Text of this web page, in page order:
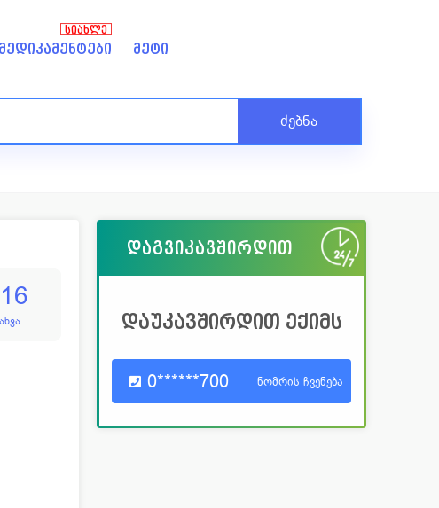
მედიკამენტები
ᲡᲘᲐᲮᲚᲔ
მეტი
ძებნა
დაგვიკავშირდით
დაუკავშირდით ექიმს
0******700 ნომრის ჩვენება